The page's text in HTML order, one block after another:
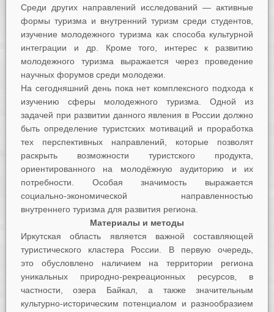
Среди других направлений исследований — активные
формы туризма и внутренний туризм среди студентов,
изучение молодежного туризма как способа культурной
интеграции и др. Кроме того, интерес к развитию
молодежного туризма выражается через проведение
научных форумов среди молодежи.
На сегодняшний день пока нет комплексного подхода к
изучению сферы молодежного туризма. Одной из
задачей при развитии данного явления в России должно
быть определение туристских мотиваций и проработка
тех перспективных направлений, которые позволят
раскрыть возможности туристского продукта,
ориентированного на молодёжную аудиторию и их
потребности. Особая значимость выражается
социально-экономической направленностью
внутреннего туризма для развития региона.
Материалы и методы
Иркутская область является важной составляющей
туристического кластера России. В первую очередь,
это обусловлено наличием на территории региона
уникальных природно-рекреационных ресурсов, в
частности, озера Байкал, а также значительным
культурно-историческим потенциалом и разнообразием